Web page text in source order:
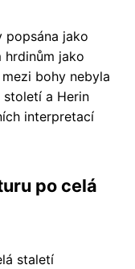
popsána jako
hrdinům jako
bohy nebyla
a Herin
interpretací
po celá
staletí